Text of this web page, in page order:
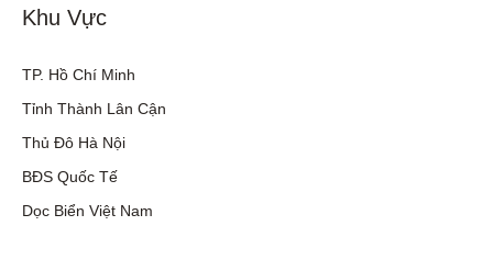
Khu Vực
TP. Hồ Chí Minh
Tỉnh Thành Lân Cận
Thủ Đô Hà Nội
BĐS Quốc Tế
Dọc Biển Việt Nam